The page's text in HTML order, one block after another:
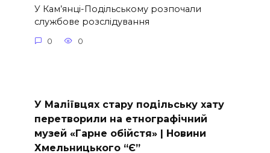
У Кам’янці-Подільському розпочали
службове розслідування
0 0
У Маліївцях стару подільську хату
перетворили на етнографічний
музей «Гарне обійстя» | Новини
Хмельницького “Є”